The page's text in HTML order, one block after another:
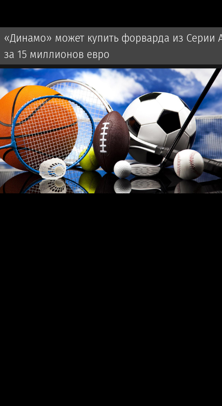
«Динамо» может купить форварда из Серии
за 15 миллионов евро